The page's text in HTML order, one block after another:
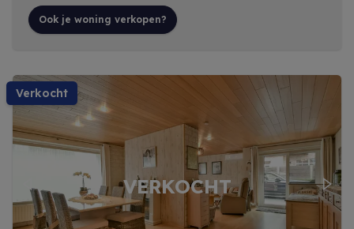
Ook je woning verkopen?
verkocht
Previous Next